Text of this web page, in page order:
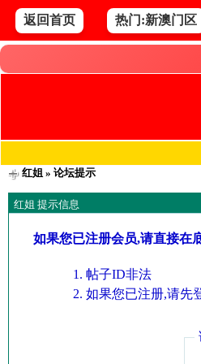
返回首页 热门:新澳门区
红姐» 论坛提示
红姐 提示信息
如果您已注册会员,请直接在
帖子ID非法
如果您已注册,请先